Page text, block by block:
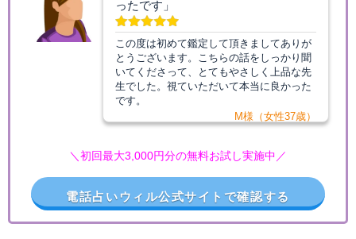
ったです」
この度は初めて鑑定して頂きましてありが
とうございます。こちらの話をしっかり聞
いてくださって、とてもやさしく上品な先
生でした。視ていただいて本当に良かった
です。
M様（女性37歳）
＼初回最大3,000円分の無料お試し実施中／
電話占いウィル公式サイトで確認する